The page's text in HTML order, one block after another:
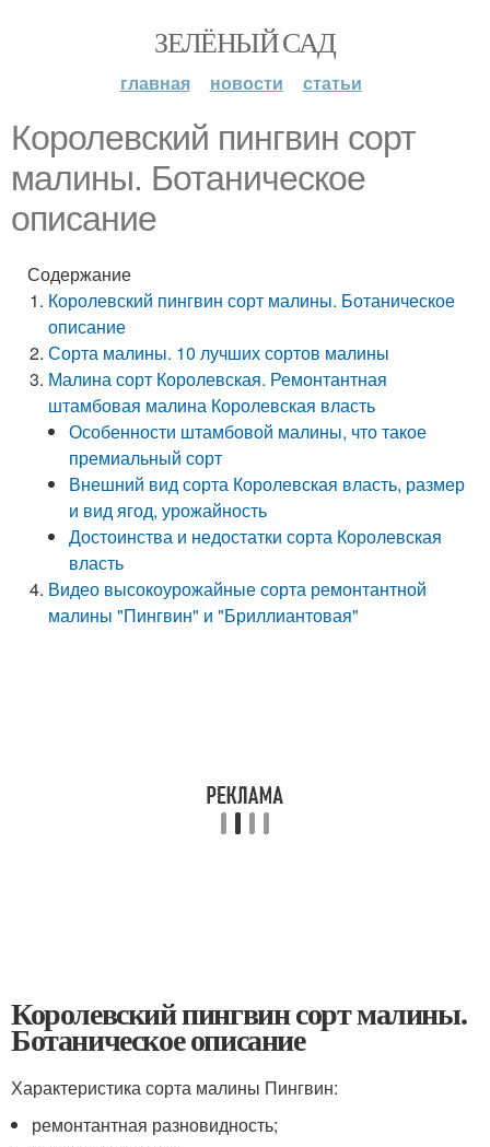
ЗЕЛЁНЫЙ САД
главная новости статьи
Королевский пингвин сорт
малины. Ботаническое
описание
Содержание
Королевский пингвин сорт малины. Ботаническое
описание
Сорта малины. 10 лучших сортов малины
Малина сорт Королевская. Ремонтантная
штамбовая малина Королевская власть
Особенности штамбовой малины, что такое
премиальный сорт
Внешний вид сорта Королевская власть, размер
и вид ягод, урожайность
Достоинства и недостатки сорта Королевская
власть
Видео высокоурожайные сорта ремонтантной
малины "Пингвин" и "Бриллиантовая"
Королевский пингвин сорт малины.
Ботаническое описание
Характеристика сорта малины Пингвин:
ремонтантная разновидность;